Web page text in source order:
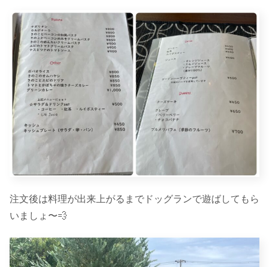
注文後は料理が出来上がるまでドッグランで遊ばしてもら
いましょ〜💨